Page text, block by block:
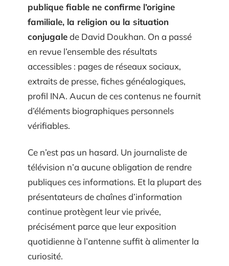
publique fiable ne confirme l’origine
familiale, la religion ou la situation
conjugalede David Doukhan. On a passé
en revue l’ensemble des résultats
accessibles : pages de réseaux sociaux,
extraits de presse, fiches généalogiques,
profil INA. Aucun de ces contenus ne fournit
d’éléments biographiques personnels
vérifiables.
Ce n’est pas un hasard. Un journaliste de
télévision n’a aucune obligation de rendre
publiques ces informations. Et la plupart des
présentateurs de chaînes d’information
continue protègent leur vie privée,
précisément parce que leur exposition
quotidienne à l’antenne suffit à alimenter la
curiosité.